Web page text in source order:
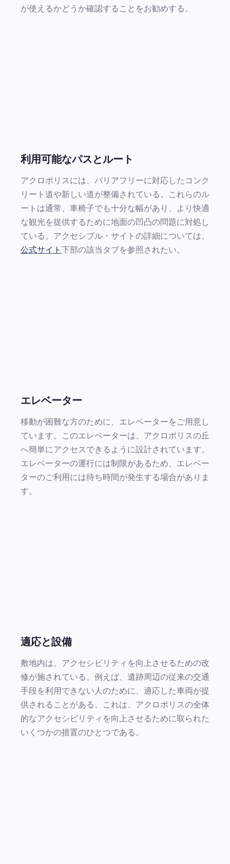
が使えるかどうか確認することをお勧めする。
利用可能なパスとルート
アクロポリスには、バリアフリーに対応したコンク
リート道や新しい道が整備されている。これらのル
ートは通常、車椅子でも十分な幅があり、より快適
な観光を提供するために地面の凹凸の問題に対処し
ている。アクセシブル・サイトの詳細については、
公式サイト 下部の該当タブを参照されたい。
エレベーター
移動が困難な方のために、エレベーターをご用意し
ています。このエレベーターは、アクロポリスの丘
へ簡単にアクセスできるように設計されています。
エレベーターの運行には制限があるため、エレベー
ターのご利用には待ち時間が発生する場合がありま
す。
適応と設備
敷地内は、アクセシビリティを向上させるための改
修が施されている。例えば、遺跡周辺の従来の交通
手段を利用できない人のために、適応した車両が提
供されることがある。これは、アクロポリスの全体
的なアクセシビリティを向上させるために取られた
いくつかの措置のひとつである。